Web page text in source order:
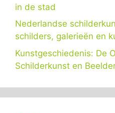
in de stad
Nederlandse
schilders, galerieën en
Kunstgeschiedenis: De
Schilderkunst en